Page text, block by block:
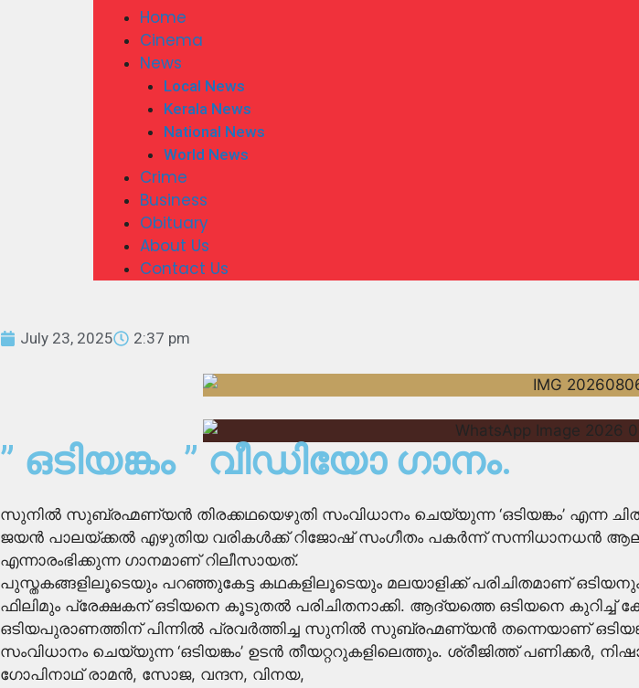
Home
Cinema
News
Local News
Kerala News
National News
World News
Crime
Business
Obituary
About Us
Contact Us
July 23, 2025 2:37 pm
” ഒടിയങ്കം ” വീഡിയോ ഗാനം.
സുനിൽ സുബ്രഹ്മണ്യൻ തിരക്കഥയെഴുതി സംവിധാനം ചെയ്യുന്ന ‘ഒടിയങ്കം’ എന്ന
ജയൻ പാലയ്ക്കൽ എഴുതിയ വരികൾക്ക് റിജോഷ് സംഗീതം പകർന്ന് സന്നിധാനധൻ
എന്നാരംഭിക്കുന്ന ഗാനമാണ് റിലീസായത്.
പുസ്തകങ്ങളിലൂടെയും പറഞ്ഞുകേട്ട കഥകളിലൂടെയും മലയാളിക്ക് പരിചിതമാണ്
ഫിലിമും പ്രേക്ഷകന് ഒടിയനെ കൂടുതൽ പരിചിതനാക്കി. ആദ്യത്തെ ഒടിയനെ കുറിച്ച്
ഒടിയപുരാണത്തിന് പിന്നിൽ പ്രവർത്തിച്ച സുനിൽ സുബ്രഹ്മണ്യൻ തന്നെയാണ്
സംവിധാനം ചെയ്യുന്ന ‘ഒടിയങ്കം’ ഉടൻ തീയറ്ററുകളിലെത്തും. ശ്രീജിത്ത് പണിക്കർ,
ഗോപിനാഥ്‌ രാമൻ, സോജ, വന്ദന, വിനയ,